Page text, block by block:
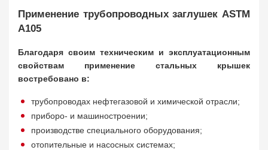
Применение трубопроводных заглушек ASTM
A105
Благодаря своим техническим и эксплуатационным
свойствам применение стальных крышек
востребовано в:
трубопроводах нефтегазовой и химической отрасли;
приборо- и машиностроении;
производстве специального оборудования;
отопительные и насосных системах;